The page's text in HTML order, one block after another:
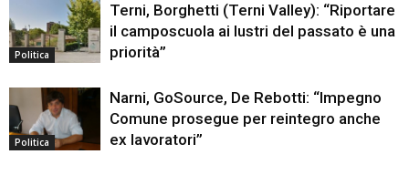
Politica
Terni, Borghetti (Terni Valley): “Riportare
il camposcuola ai lustri del passato è una
priorità”
Politica
Narni, GoSource, De Rebotti: “Impegno
Comune prosegue per reintegro anche
ex lavoratori”